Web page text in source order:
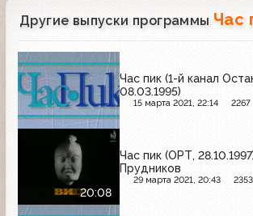
Другие выпуски программы Час
Час пик (1-й канал
08.03.1995)
15 марта 2021, 22:14 2267
20:08
Час пик (ОРТ,
Прудников
29 марта 2021, 20:43 2353